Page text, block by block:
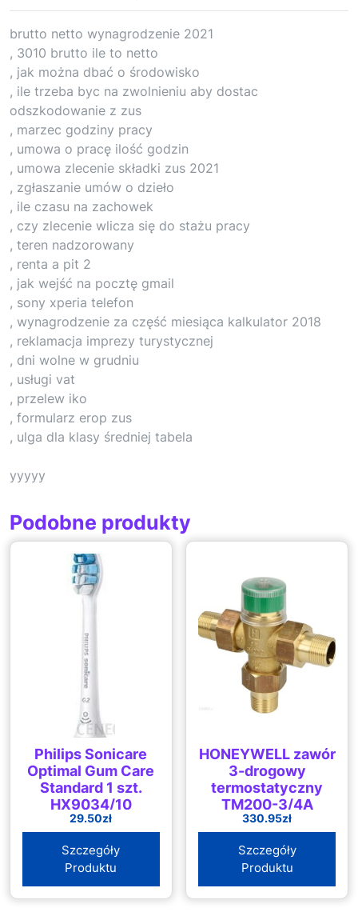
brutto netto wynagrodzenie 2021
, 3010 brutto ile to netto
, jak można dbać o środowisko
, ile trzeba byc na zwolnieniu aby dostac
odszkodowanie z zus
, marzec godziny pracy
, umowa o pracę ilość godzin
, umowa zlecenie składki zus 2021
, zgłaszanie umów o dzieło
, ile czasu na zachowek
, czy zlecenie wlicza się do stażu pracy
, teren nadzorowany
, renta a pit 2
, jak wejść na pocztę gmail
, sony xperia telefon
, wynagrodzenie za część miesiąca kalkulator 2018
, reklamacja imprezy turystycznej
, dni wolne w grudniu
, usługi vat
, przelew iko
, formularz erop zus
, ulga dla klasy średniej tabela
yyyyy
Podobne produkty
Philips Sonicare
Optimal Gum Care
Standard 1 szt.
HX9034/10
29.50zł
Szczegóły
Produktu
HONEYWELL zawór
3-drogowy
termostatyczny
TM200-3/4A
330.95zł
Szczegóły
Produktu